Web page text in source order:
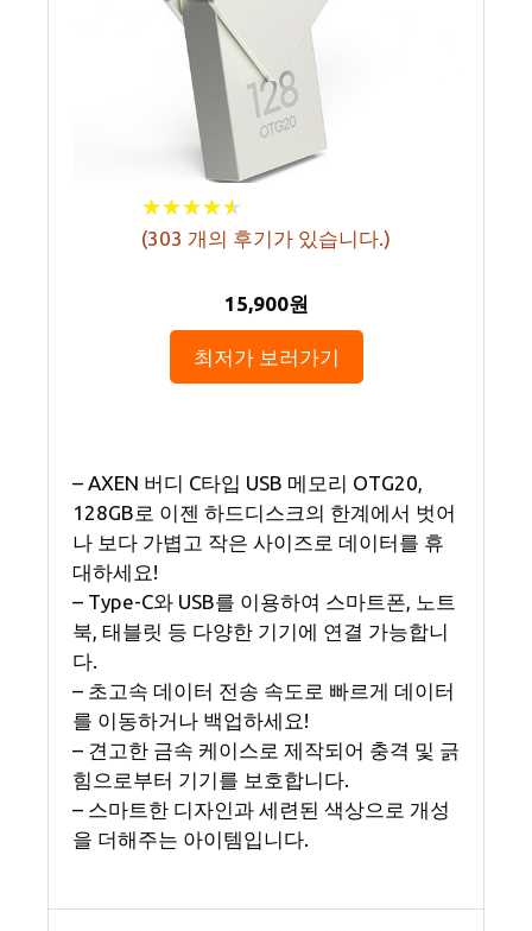
★★★★★
★★★★★
(303 개의 후기가 있습니다.)
15,900원
최저가 보러가기
– AXEN 버디 C타입 USB 메모리 OTG20,
128GB로 이젠 하드디스크의 한계에서 벗어
나 보다 가볍고 작은 사이즈로 데이터를 휴
대하세요!
– Type-C와 USB를 이용하여 스마트폰, 노트
북, 태블릿 등 다양한 기기에 연결 가능합니
다.
– 초고속 데이터 전송 속도로 빠르게 데이터
를 이동하거나 백업하세요!
– 견고한 금속 케이스로 제작되어 충격 및 긁
힘으로부터 기기를 보호합니다.
– 스마트한 디자인과 세련된 색상으로 개성
을 더해주는 아이템입니다.